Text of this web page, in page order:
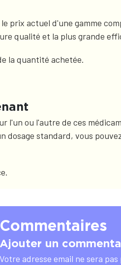
prix actuel d'une gamme
qualité et la plus grande
la quantité achetée.
l'un ou l'autre de ces
standard, vous
Commentaires
Ajouter un
Votre adresse email ne sera